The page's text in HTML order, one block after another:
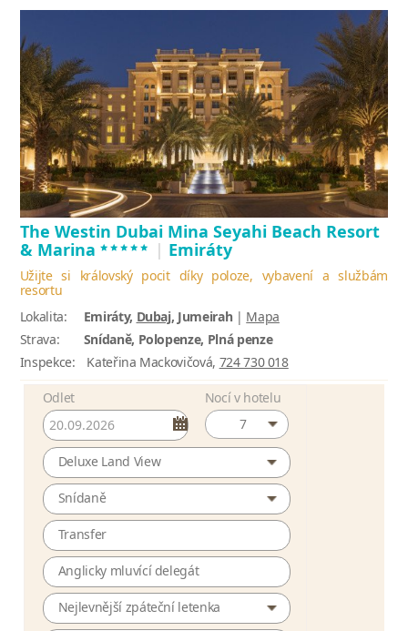
The Westin Dubai Mina Seyahi Beach Resort
& Marina ***** | Emiráty
Užijte si královský pocit díky poloze, vybavení a službám
resortu
Lokalita:
Emiráty, Dubaj, Jumeirah | Mapa
Strava:
Snídaně, Polopenze, Plná penze
Inspekce:
Kateřina Mackovičová, 724 730 018
Odlet
Nocí v hotelu
7
Deluxe Land View
Snídaně
Transfer
Anglicky mluvící delegát
Nejlevnější zpáteční letenka